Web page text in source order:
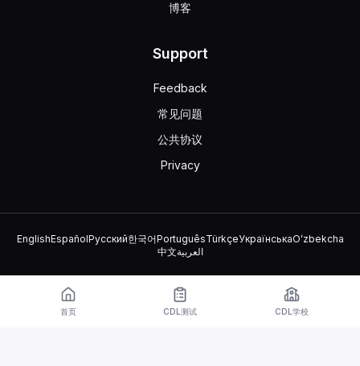
博客
Support
Feedback
常见问题
公共协议
Privacy
EnglishEspañolРусский한국어PortuguêsTürkçeУкраїнськаOʻzbekcha
中文العربية
© 2026 TruckDriver.help LLC
该平台归公司所有，与政府组织无关。
首页 CDL测试 CDL学校